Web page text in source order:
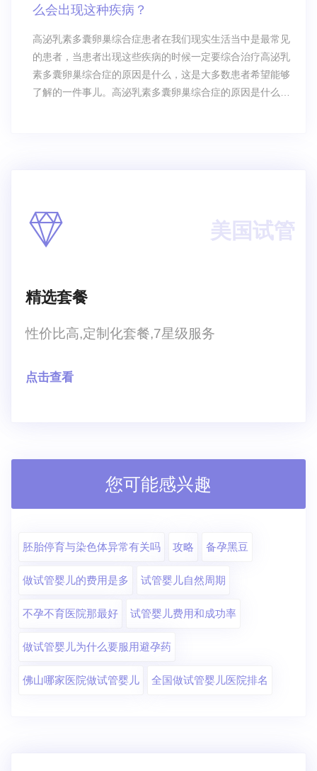
出现不孕不育的情况，但是女性一旦怀孕了
么会出现这种疾病？
高泌乳素多囊卵巢综合症患者在我们现实生活当中是最常见
的患者，当患者出现这些疾病的时候一定要综合治疗高泌乳
素多囊卵巢综合症的原因是什么，这是大多数患者希望能够
了解的一件事儿。高泌乳素多囊卵巢综合症的原因是什么？
美国试管
精选套餐
性价比高,定制化套餐,7星级服务
点击查看
您可能感兴趣
胚胎停育与染色体异常有关吗 攻略 备孕黑豆
做试管婴儿的费用是多 试管婴儿自然周期
不孕不育医院那最好 试管婴儿费用和成功率
做试管婴儿为什么要服用避孕药
佛山哪家医院做试管婴儿 全国做试管婴儿医院排名